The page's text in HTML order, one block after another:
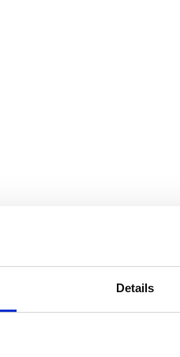
Details
1 kg